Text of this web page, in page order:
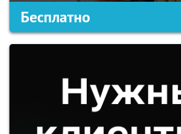
Бесплатно